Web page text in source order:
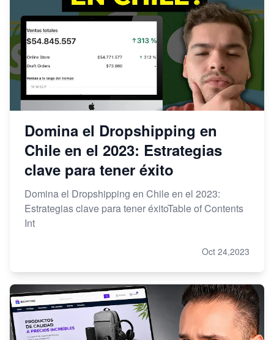
Domina el Dropshipping en
Chile en el 2023: Estrategias
clave para tener éxito
Domina el Dropshipping en Chile en el 2023:
Estrategias clave para tener éxitoTable of Contents
Int
Oct 24,2023